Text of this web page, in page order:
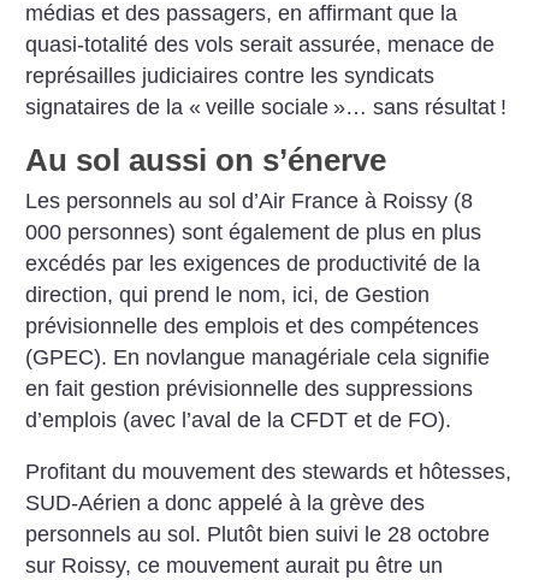
médias et des passagers, en affirmant que la
quasi-totalité des vols serait assurée, menace de
représailles judiciaires contre les syndicats
signataires de la « veille sociale »… sans résultat !
Au sol aussi on s’énerve
Les personnels au sol d’Air France à Roissy (8
000 personnes) sont également de plus en plus
excédés par les exigences de productivité de la
direction, qui prend le nom, ici, de Gestion
prévisionnelle des emplois et des compétences
(GPEC). En novlangue managériale cela signifie
en fait gestion prévisionnelle des suppressions
d’emplois (avec l’aval de la CFDT et de FO).
Profitant du mouvement des stewards et hôtesses,
SUD-Aérien a donc appelé à la grève des
personnels au sol. Plutôt bien suivi le 28 octobre
sur Roissy, ce mouvement aurait pu être un